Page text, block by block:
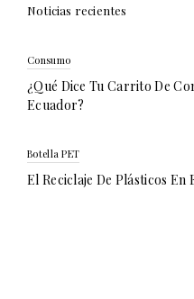
Noticias recientes
Consumo
¿Qué Dice Tu Carrito De
Ecuador?
Botella PET
El Reciclaje De Plásticos En